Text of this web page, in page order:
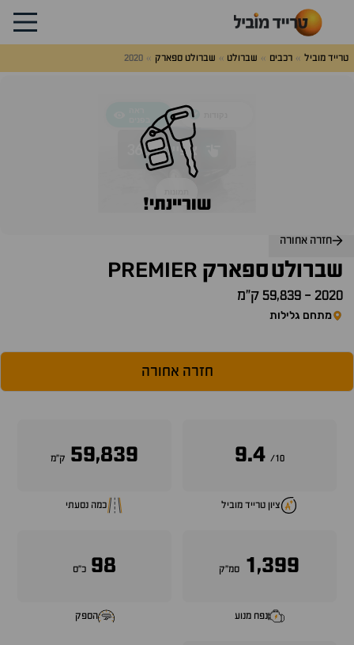
טרייד מוביל רכבים שברולט שברולט ספארק 2020
חזרה אחורה
שברולטספארק PREMIER
2020
- 59,839 ק״מ
מתחם גלילות
חזרה אחורה
שוריינתי!
10/
9.4
ציון טרייד מוביל
59,839 ק״מ
כמה נסעתי
1,399 סמ״ק
נפח מנוע
98 כ״ס
הספק